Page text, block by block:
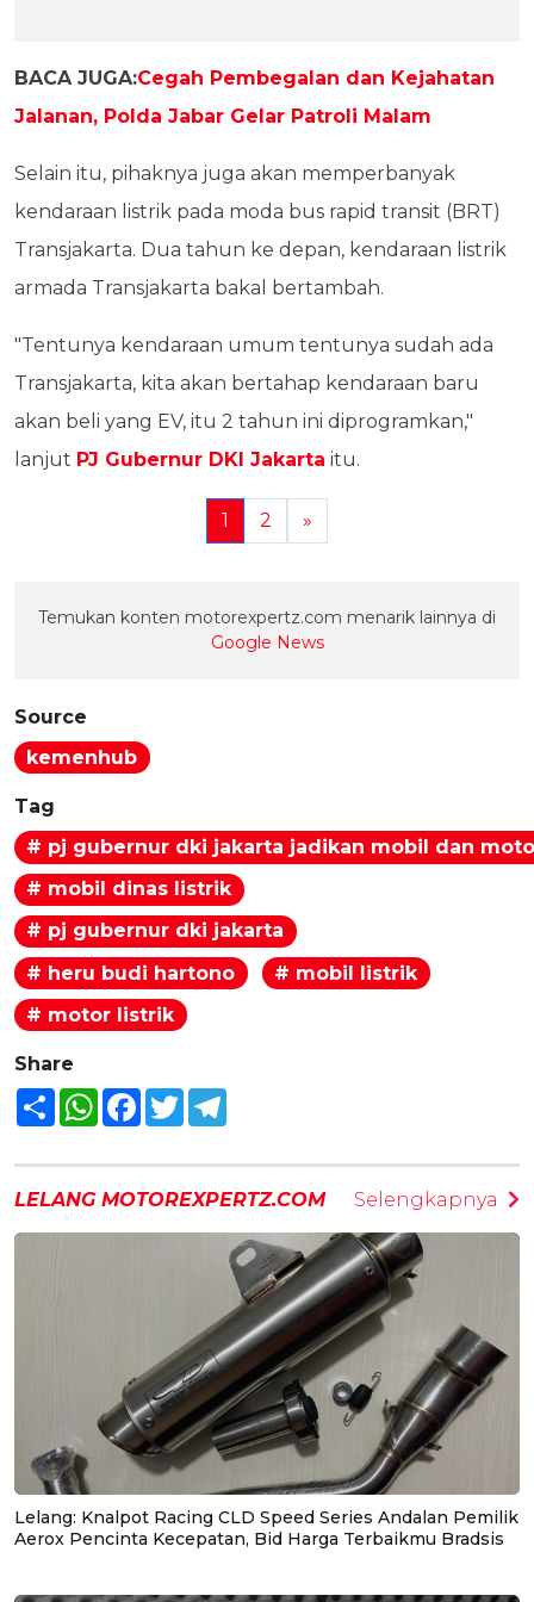
BACA JUGA:Cegah Pembegalan dan Kejahatan
Jalanan, Polda Jabar Gelar Patroli Malam
Selain itu, pihaknya juga akan memperbanyak
kendaraan listrik pada moda bus rapid transit (BRT)
Transjakarta. Dua tahun ke depan, kendaraan listrik
armada Transjakarta bakal bertambah.
"Tentunya kendaraan umum tentunya sudah ada
Transjakarta, kita akan bertahap kendaraan baru
akan beli yang EV, itu 2 tahun ini diprogramkan,"
lanjut PJ Gubernur DKI Jakarta itu.
1 2 »
Temukan konten motorexpertz.com menarik lainnya di
Google News
Source
kemenhub
Tag
# pj gubernur dki jakarta jadikan mobil dan
# mobil dinas listrik
# pj gubernur dki jakarta
# heru budi hartono
# mobil listrik
# motor listrik
Share
Share WhatsAppFacebook
Twitter
LELANG MOTOREXPERTZ.COM Selengkapnya
Lelang: Knalpot Racing CLD Speed Series Andalan Pemilik
Aerox Pencinta Kecepatan, Bid Harga Terbaikmu Bradsis